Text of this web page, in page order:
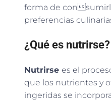
forma de con
preferencias
¿Qué es nutrirse?
Nutrirse es el
que los nutrientes y
ingeridas se